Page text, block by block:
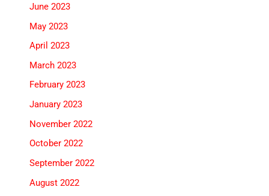
June 2023
May 2023
April 2023
March 2023
February 2023
January 2023
November 2022
October 2022
September 2022
August 2022